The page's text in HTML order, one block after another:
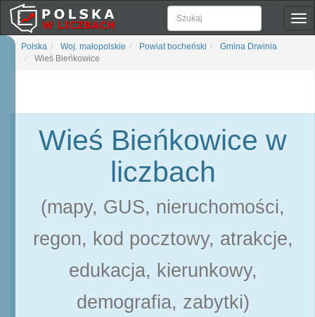
Polska Woj. małopolskie Powiat bocheński
Gmina Drwinia
Wieś Bieńkowice
Wieś Bieńkowice w
liczbach
(mapy, GUS, nieruchomości,
regon, kod pocztowy, atrakcje,
edukacja, kierunkowy,
demografia, zabytki)